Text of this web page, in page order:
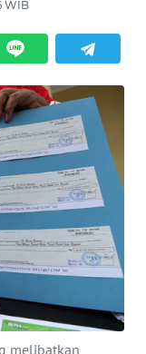
WIB
melibatkan